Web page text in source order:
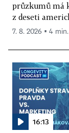
průzkumů má
z deseti
7. 8. 2026 ▪ 4
16:13